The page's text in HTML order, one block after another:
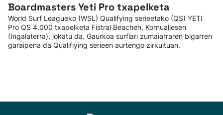
Boardmasters Yeti Pro txapelketa
World Surf Leagueko (WSL) Qualifying serieetako (QS) YETI
Pro QS 4.000 txapelketa Fistral Beachen, Kornuallesen
(Ingalaterra), jokatu da. Gaurkoa surflari zumaiarraren bigarren
garaipena da Qualifiying serieen aurtengo zirkuituan.